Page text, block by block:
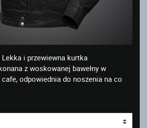
i przewiewna kurtka
z woskowanej bawełny w
odpowiednia do noszenia na co